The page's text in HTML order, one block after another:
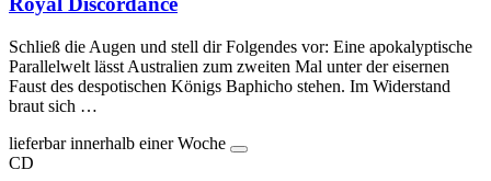
Schließ die Augen und stell dir Folgendes vor: Eine apokalyptische
Parallelwelt lässt Australien zum zweiten Mal unter der eisernen
Faust des despotischen Königs Baphicho stehen. Im Widerstand
braut sich …
lieferbar innerhalb einer Woche
CD